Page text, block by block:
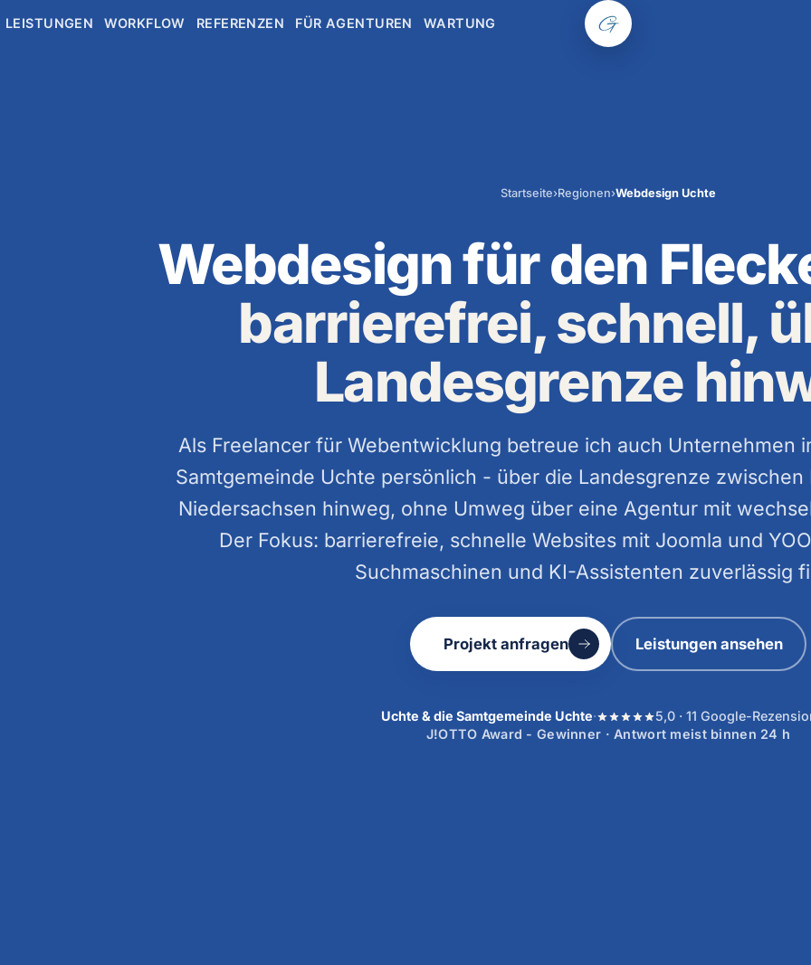
LEISTUNGEN WORKFLOW REFERENZEN FÜR AGENTUREN WARTUNG
Startseite›Regionen›Webdesign Uchte
Webdesign für den
barrierefrei, schnell,
Landesgrenze
Als Freelancer für Webentwicklung betreue ich auch Unternehmen
Samtgemeinde Uchte persönlich - über die Landesgrenze
Niedersachsen hinweg, ohne Umweg über eine Agentur mit
Der Fokus: barrierefreie, schnelle Websites mit Joomla und
Suchmaschinen und KI-Assistenten zuverlässig
Projekt anfragen Leistungen ansehen
Uchte & die Samtgemeinde Uchte·
5,0 · 11 Google-
J!OTTO Award - Gewinner · Antwort meist binnen 24 h